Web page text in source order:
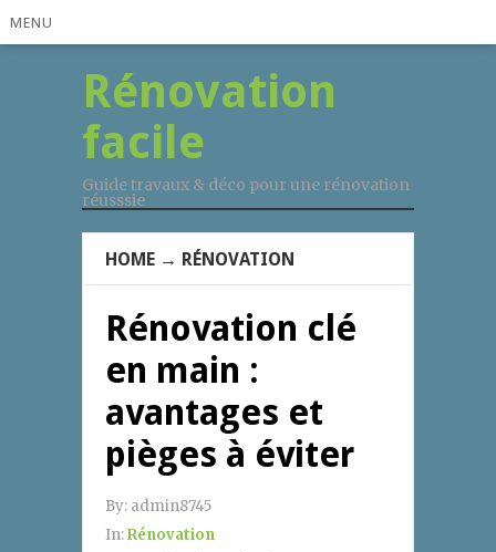
MENU
Rénovation
facile
Guide travaux & déco pour une rénovation
réusssie
HOME → RÉNOVATION
Rénovation clé
en main :
avantages et
pièges à éviter
By: admin8745
In:Rénovation